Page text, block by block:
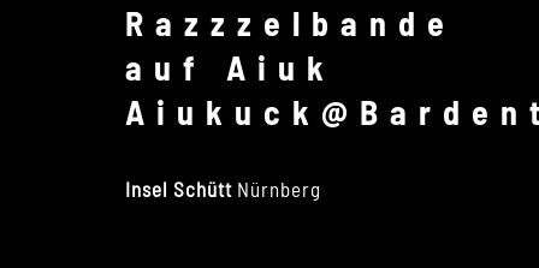
Razzzelbande
auf Aiuk
Insel Schütt Nürnberg